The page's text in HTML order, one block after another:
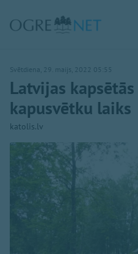
Svētdiena, 29. maijs, 2022 05:55
Latvijas kapsētās
kapusvētku laiks
katolis.lv